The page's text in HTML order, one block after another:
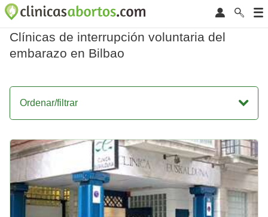
Clínicas de interrupción voluntaria del
embarazo en Bilbao
Ordenar/filtrar